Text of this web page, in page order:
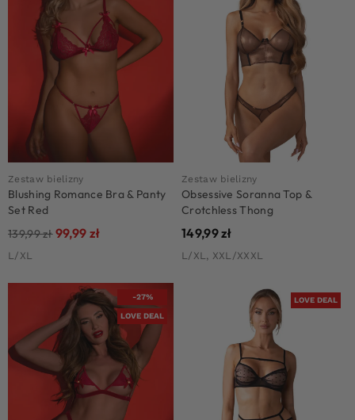
Zestaw bielizny
Blushing Romance Bra & Panty
Set Red
139,99zł99,99 zł
L/XL
Zestaw bielizny
Obsessive Soranna Top &
Crotchless Thong
149,99zł
L/XL, XXL/XXXL
-27%
LOVE DEAL
LOVE DEAL